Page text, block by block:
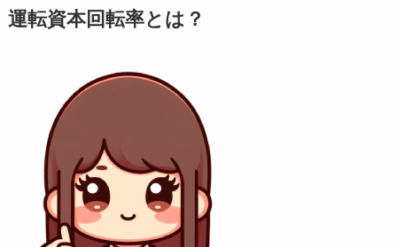
運転資本回転率とは？